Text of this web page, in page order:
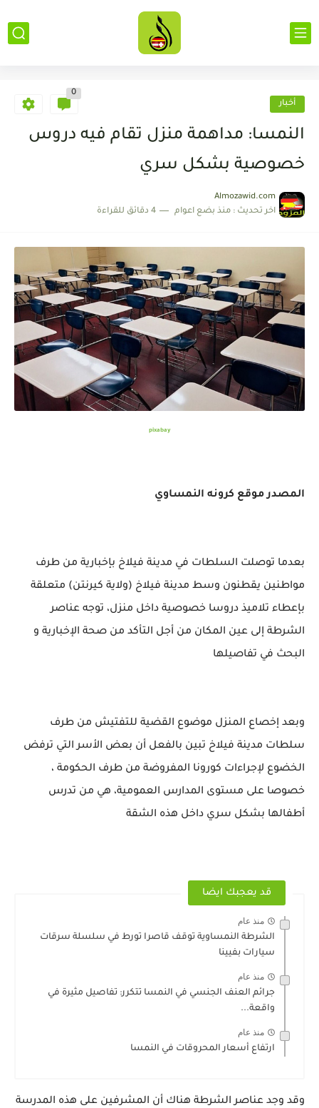
أخبار
0
النمسا: مداهمة منزل تقام فيه دروس
خصوصية بشكل سري
Almozawid.com
اخر تحديث : منذ بضع اعوام 4 دقائق للقراءة
pixabay
المصدر موقع كرونه النمساوي
بعدما توصلت السلطات في مدينة فيلاخ بإخبارية من طرف
مواطنين يقطنون وسط مدينة فيلاخ (ولاية كيرنتن) متعلقة
بإعطاء تلاميذ دروسا خصوصية داخل منزل، توجه عناصر
الشرطة إلى عين المكان من أجل التأكد من صحة الإخبارية و
البحث في تفاصيلها
وبعد إخصاع المنزل موضوع القضية للتفتيش من طرف
سلطات مدينة فيلاخ تبين بالفعل أن بعض الأسر التي ترفض
الخضوع لإجراءات كورونا المفروضة من طرف الحكومة ،
خصوصا على مستوى المدارس العمومية، هي من تدرس
أطفالها بشكل سري داخل هذه الشقة
قد يعجبك ايضا
منذ عام
الشرطة النمساوية توقف قاصرا تورط في سلسلة سرقات
سيارات بفيينا
منذ عام
جرائم العنف الجنسي في النمسا تتكرر: تفاصيل مثيرة في
واقعة...
منذ عام
ارتفاع أسعار المحروقات في النمسا
وقد وجد عناصر الشرطة هناك أن المشرفين على هذه المدرسة